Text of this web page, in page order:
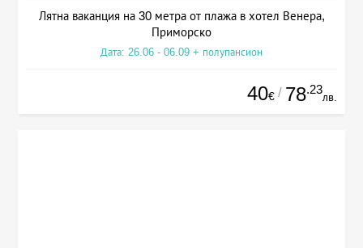
Лятна ваканция на 30 метра от плажа в хотел Венера,
Приморско
Дата: 26.06 - 06.09 + полупансион
40€ / 78.23
лв.